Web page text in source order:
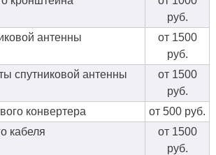
руб.
антенны
от 1500
руб.
спутниковой антенны
от 1500
руб.
конвертера
от 500 руб.
кабеля
от 1500
руб.